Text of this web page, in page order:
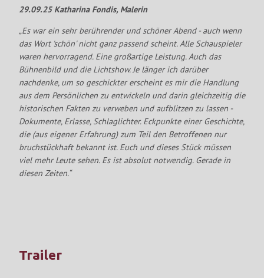
29.09.25 Katharina Fondis, Malerin
„Es war ein sehr berührender und schöner Abend - auch wenn
das Wort 'schön' nicht ganz passend scheint. Alle Schauspieler
waren hervorragend. Eine großartige Leistung. Auch das
Bühnenbild und die Lichtshow. Je länger ich darüber
nachdenke, um so geschickter erscheint es mir die Handlung
aus dem Persönlichen zu entwickeln und darin gleichzeitig die
historischen Fakten zu verweben und aufblitzen zu lassen -
Dokumente, Erlasse, Schlaglichter. Eckpunkte einer Geschichte,
die (aus eigener Erfahrung) zum Teil den Betroffenen nur
bruchstückhaft bekannt ist. Euch und dieses Stück müssen
viel mehr Leute sehen. Es ist absolut notwendig. Gerade in
diesen Zeiten.“
Trailer